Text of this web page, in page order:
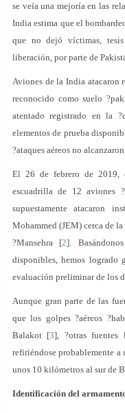
se veía una mejoría en las
India estima que el
que no dejó víctimas,
liberación, por parte de
Aviones de la India atacaron
reconocido como suelo
atentado registrado en la
elementos de prueba
?ataques aéreos no
El 26 de febrero de 2019,
escuadrilla de 12 aviones
supuestamente atacaron
Mohammed (JEM) cerca de
?Mansehra [2].
disponibles, hemos logrado
evaluación preliminar de los
Aunque gran parte de las
que los golpes ?aéreos
Balakot [3], ?otras fuentes
refiriéndose probablemente a
unos 10 kilómetros al sur de
Identificación del